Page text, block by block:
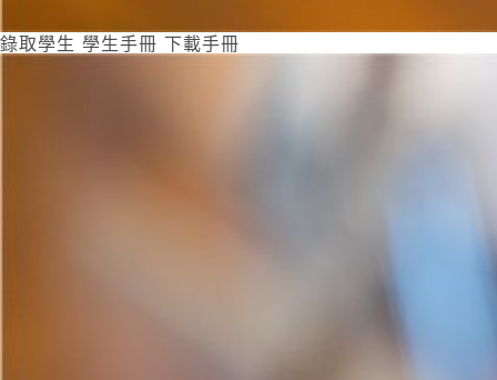
錄取學生 學生手冊 下載手冊